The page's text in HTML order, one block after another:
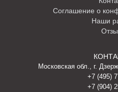
Соглашение о
Наши
Московская обл., г.
+7 (495)
+7 (904)